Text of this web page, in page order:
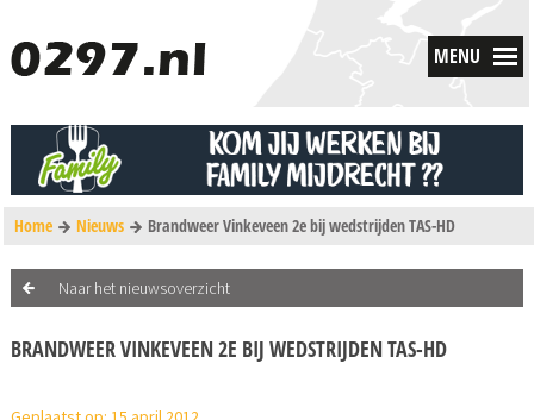
MENU
Home Nieuws Brandweer Vinkeveen 2e bij wedstrijden TAS-HD
Naar het nieuwsoverzicht
BRANDWEER VINKEVEEN 2E BIJ WEDSTRIJDEN TAS-HD